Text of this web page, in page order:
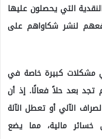
التي يحصلون عليها
لنشر شكاواهم على
مشكلات كبيرة خاصة في
تجد بعد حلاً فعالًا. إذ أن
الآلي أو تعطل الآلة
مالية، مما يضع